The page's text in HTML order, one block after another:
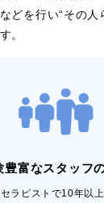
どを行い“その人
。
豊富なスタッフ
ラピストで10年以